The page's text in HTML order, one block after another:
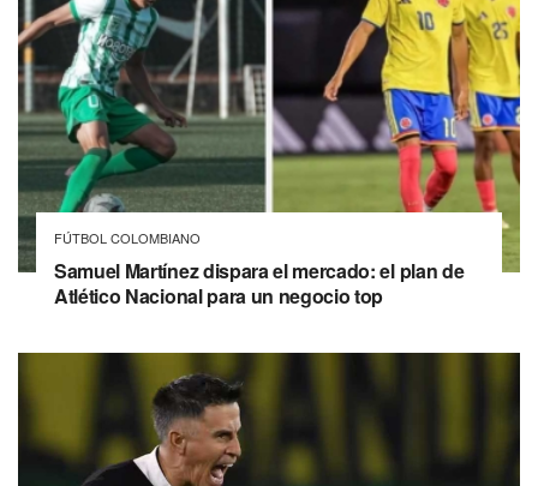
FÚTBOL COLOMBIANO
Samuel Martínez dispara el mercado: el plan de
Atlético Nacional para un negocio top